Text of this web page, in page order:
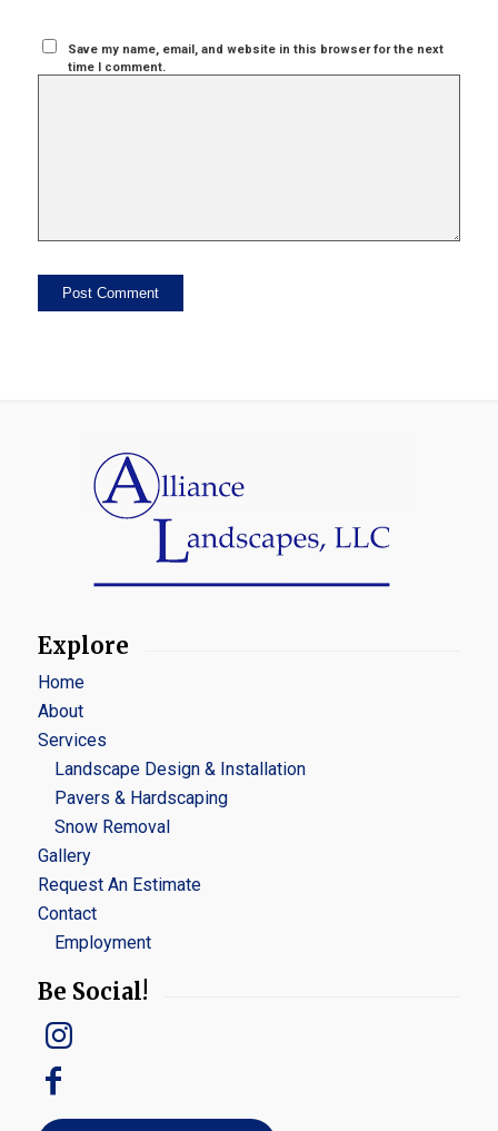
Save my name, email, and website in this browser for the next
time I comment.
Explore
Home
About
Services
Landscape Design & Installation
Pavers & Hardscaping
Snow Removal
Gallery
Request An Estimate
Contact
Employment
Be Social!